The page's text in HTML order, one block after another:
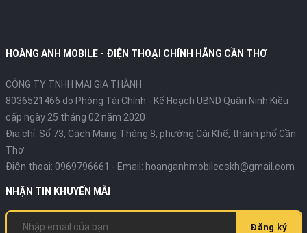
HOÀNG ANH MOBILE - ĐIỆN THOẠI CHÍNH HÃNG CẦN THƠ
CÔNG TY TNHH MAI GIA THÀNH
8036521466 do Phòng Tài Chính - Kế Hoạch UBND Quận Ninh Kiều
cấp ngày 25 tháng 02 năm 2020
Địa chỉ: Số 73, Cách Mạng Tháng 8, phường Cái Khế, thành phố Cần
Thơ
Điện thoại: 0969796661 - Email: hoanganhmobilecskh@gmail.com
NHẬN TIN KHUYẾN MÃI
Đăng ký